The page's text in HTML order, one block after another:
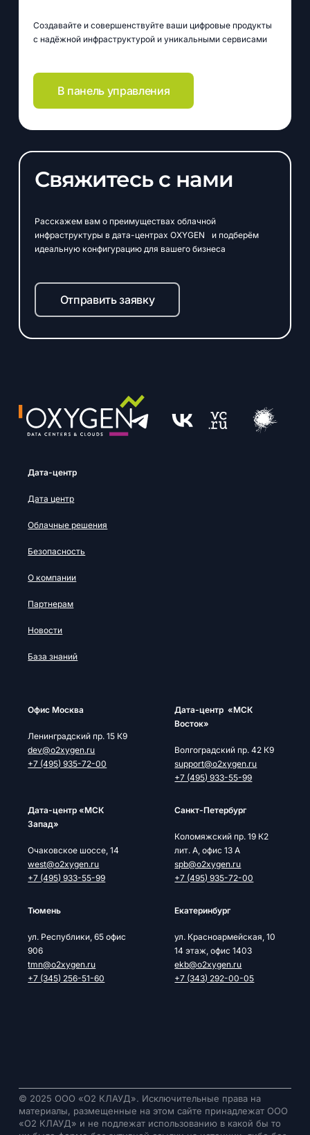
Создавайте и совершенствуйте ваши цифровые продукты
с надёжной инфраструктурой и уникальными сервисами
В панель управления
Свяжитесь с нами
Расскажем вам о преимуществах облачной
инфраструктуры в дата-центрах OXYGEN и подберём
идеальную конфигурацию для вашего бизнеса
Отправить заявку
Дата-центр
Дата центр
Облачные решения
Безопасность
О компании
Партнерам
Новости
База знаний
Офис Москва
Ленинградский пр. 15 К9
dev@o2xygen.ru
+7 (495) 935-72-00
Дата-центр «МСК
Восток»
Волгоградский пр. 42 К9
support@o2xygen.ru
+7 (495) 933-55-99
Дата-центр «МСК
Запад»
Очаковское шоссе, 14
west@o2xygen.ru
+7 (495) 933-55-99
Cанкт-Петербург
Коломяжский пр. 19 К2
лит. А, офис 13 А
spb@o2xygen.ru
+7 (495) 935-72-00
Тюмень
ул. Республики, 65 офис
906
tmn@o2xygen.ru
+7 (345) 256-51-60
Екатеринбург
ул. Красноармейская, 10
14 этаж, офис 1403
ekb@o2xygen.ru
+7 (343) 292-00-05
© 2025 ООО «О2 КЛАУД». Исключительные права на
материалы, размещенные на этом сайте принадлежат ООО
«О2 КЛАУД» и не подлежат использованию в какой бы то